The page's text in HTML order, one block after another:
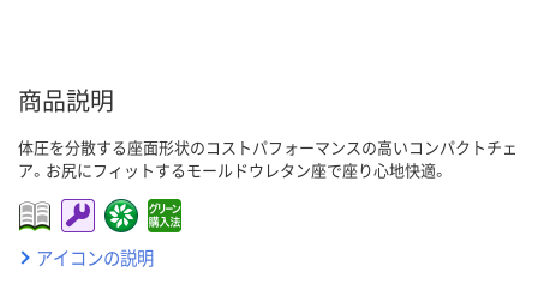
商品説明
体圧を分散する座面形状のコストパフォーマンスの高いコンパクトチェ
ア。お尻にフィットするモールドウレタン座で座り心地快適。
アイコンの説明